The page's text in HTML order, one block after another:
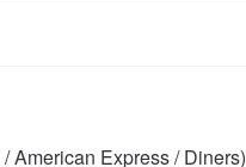
American Express / Diners)